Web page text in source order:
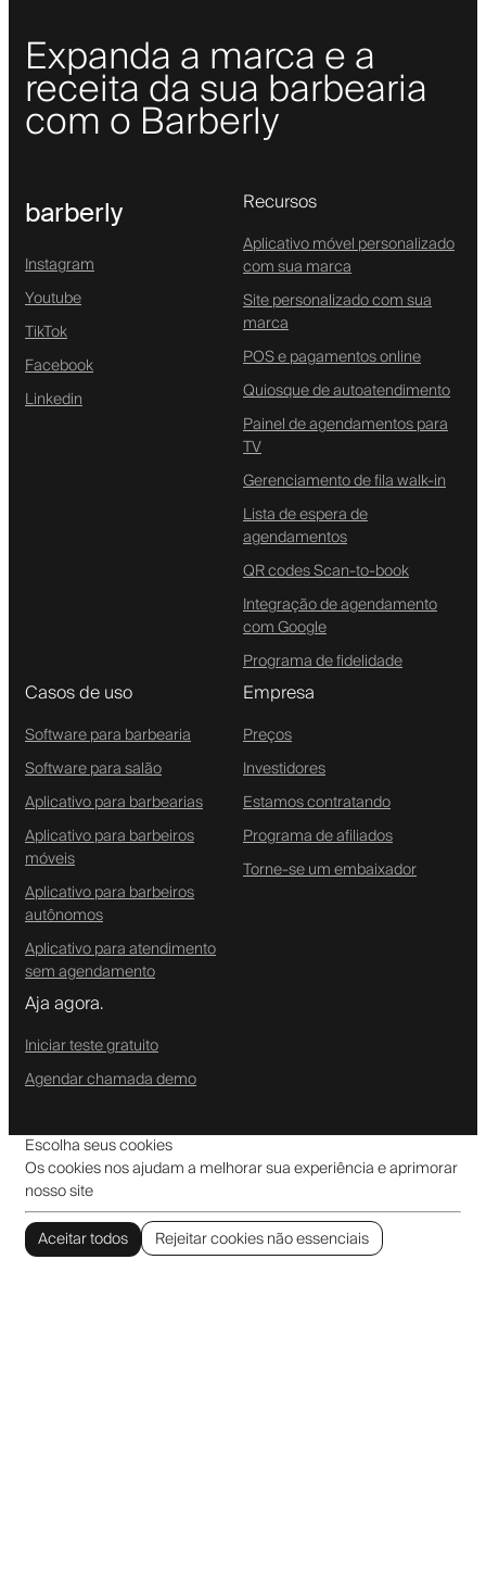
Expanda a marca e a
receita da sua barbearia
com o Barberly
barberly
Instagram
Youtube
TikTok
Facebook
Linkedin
Recursos
Aplicativo móvel personalizado
com sua marca
Site personalizado com sua
marca
POS e pagamentos online
Quiosque de autoatendimento
Painel de agendamentos para
TV
Gerenciamento de fila walk-in
Lista de espera de
agendamentos
QR codes Scan-to-book
Integração de agendamento
com Google
Programa de fidelidade
Casos de uso
Software para barbearia
Software para salão
Aplicativo para barbearias
Aplicativo para barbeiros
móveis
Aplicativo para barbeiros
autônomos
Aplicativo para atendimento
sem agendamento
Empresa
Preços
Investidores
Estamos contratando
Programa de afiliados
Torne-se um embaixador
Aja agora.
Iniciar teste gratuito
Agendar chamada demo
Escolha seus cookies
Os cookies nos ajudam a melhorar sua experiência e aprimorar
nosso site
Aceitar todos
Rejeitar cookies não essenciais